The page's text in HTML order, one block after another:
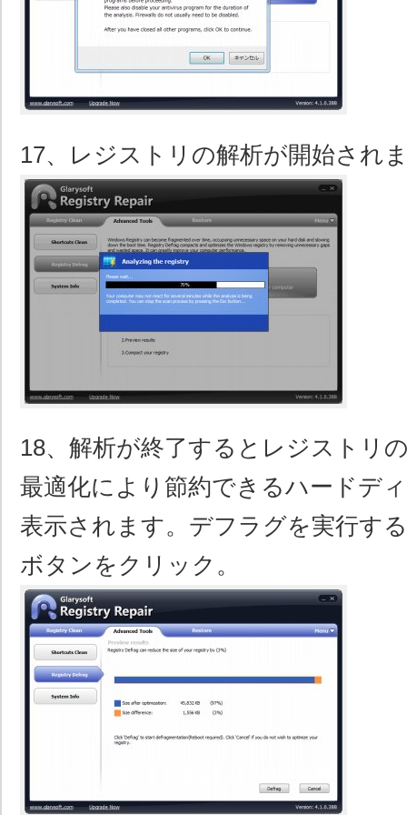
17、レジストリの解析が開始され
18、解析が終了するとレジストリ
最適化により節約できるハードデ
表示されます。デフラグを実行す
ボタンをクリック。